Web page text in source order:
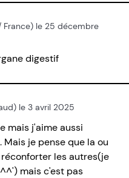
France) le 25 décembre
digestif
le 3 avril 2025
mais j'aime aussi
je pense que la ou
les autres(je
mais c'est pas